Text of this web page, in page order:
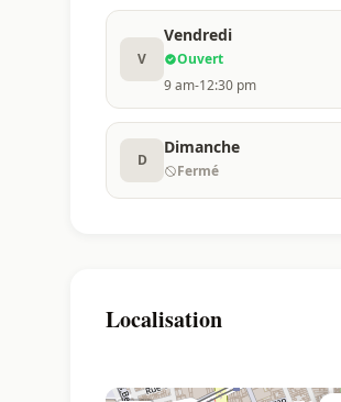
V
Vendredi
Ouvert
9 am-12:30 pm
D
Dimanche
Fermé
Localisation